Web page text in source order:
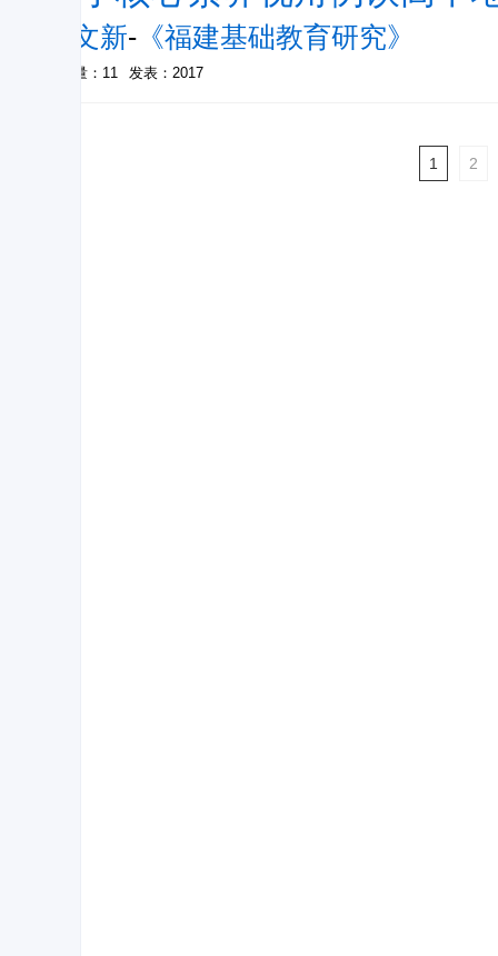
陈文新- 《福建基础教育研究》
被引量：11 发表：2017
1 2